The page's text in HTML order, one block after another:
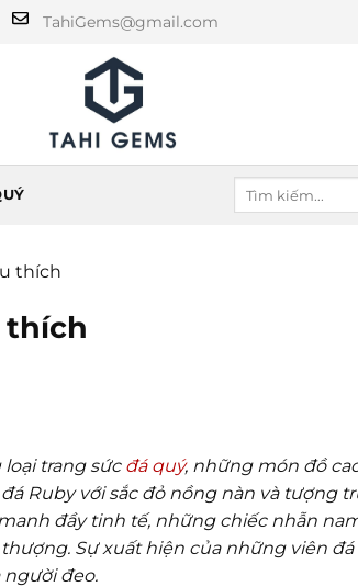
TahiGems@gmail.com
thích
thích
trang sức đá quý, những món đồ
Ruby với sắc đỏ nồng nàn và tượng
đầy tinh tế, những chiếc nhẫn
Sự xuất hiện của những viên đá
người đeo.